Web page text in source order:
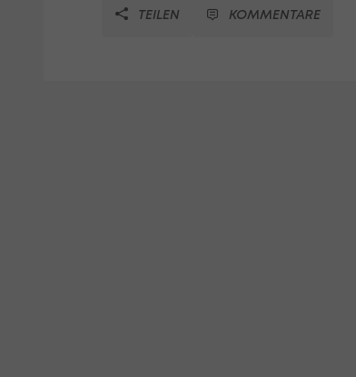
TEILEN KOMMENTARE